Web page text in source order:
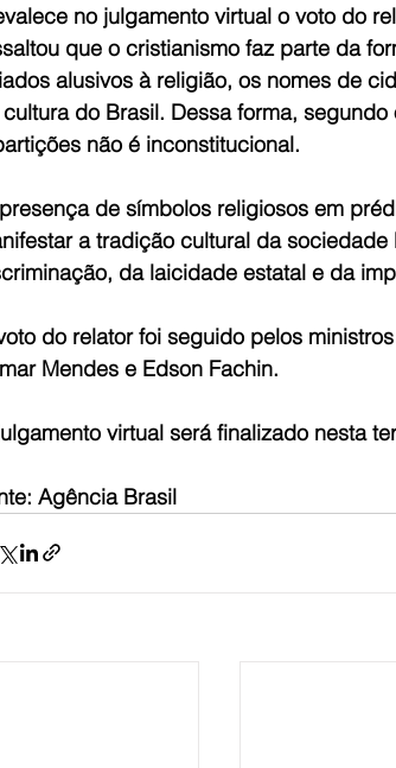
no julgamento virtual o voto do
que o cristianismo faz parte da
alusivos à religião, os nomes de
do Brasil. Dessa forma,
não é inconstitucional.
de símbolos religiosos em
a tradição cultural da
da laicidade estatal e da
do relator foi seguido pelos
Mendes e Edson Fachin.
virtual será finalizado nesta
Agência Brasil